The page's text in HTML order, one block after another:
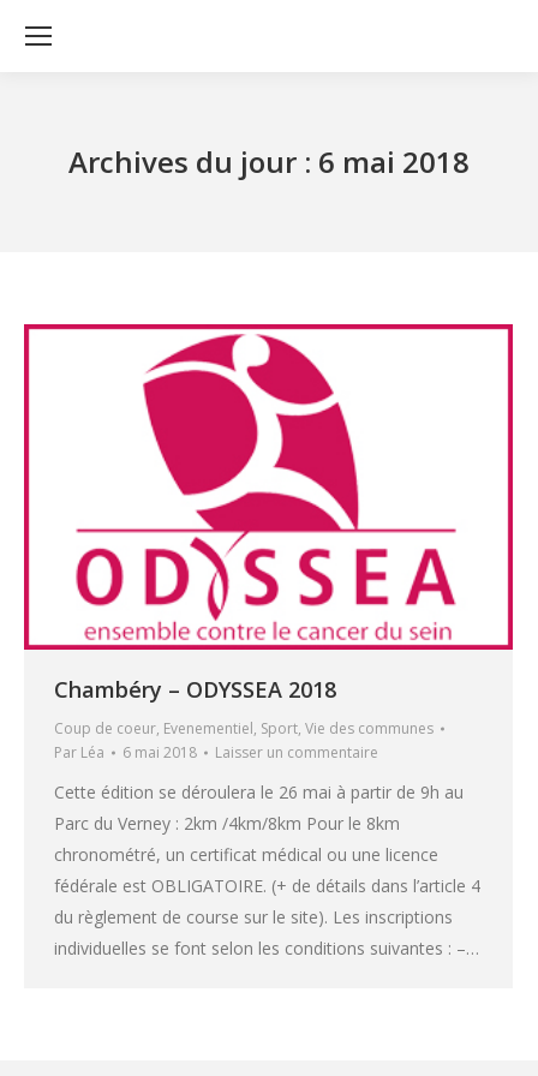
Archives du jour : 6 mai 2018
Chambéry – ODYSSEA 2018
Coup de coeur, Evenementiel, Sport, Vie des communes
Par Léa 6 mai 2018 Laisser un commentaire
Cette édition se déroulera le 26 mai à partir de 9h au
Parc du Verney : 2km /4km/8km Pour le 8km
chronométré, un certificat médical ou une licence
fédérale est OBLIGATOIRE. (+ de détails dans l’article 4
du règlement de course sur le site). Les inscriptions
individuelles se font selon les conditions suivantes : –…